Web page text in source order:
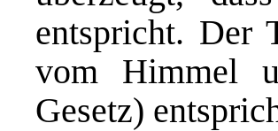
entspricht. Der
vom Himmel
Gesetz)